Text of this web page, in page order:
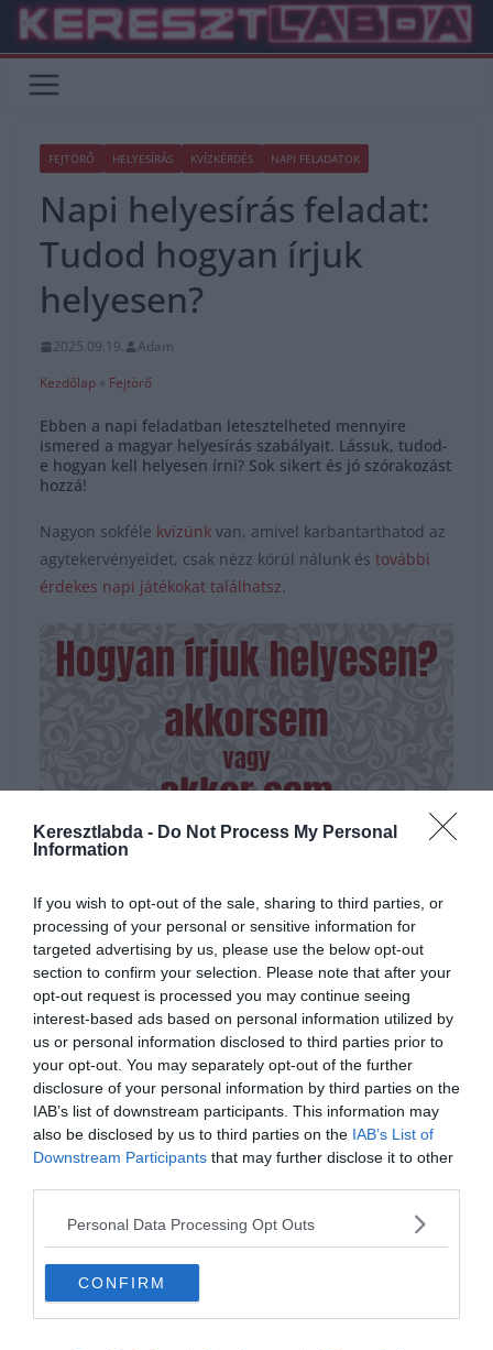
Keresztlabda - Do Not Process My Personal
Information
If you wish to opt-out of the sale, sharing to third parties, or
processing of your personal or sensitive information for
targeted advertising by us, please use the below opt-out
section to confirm your selection. Please note that after your
opt-out request is processed you may continue seeing
interest-based ads based on personal information utilized by
us or personal information disclosed to third parties prior to
your opt-out. You may separately opt-out of the further
disclosure of your personal information by third parties on the
IAB’s list of downstream participants. This information may
also be disclosed by us to third parties on the IAB’s List of
Downstream Participants that may further disclose it to other
Personal Data Processing Opt Outs
CONFIRM
Skip
content
FEJTÖRŐ HELYESÍRÁS KVÍZKÉRDÉS NAPI FELADATOK
Napi helyesírás feladat:
Tudod hogyan írjuk
helyesen?
2025.09.19.
Adam
Kezdőlap » Fejtörő
Ebben a napi feladatban letesztelheted mennyire
ismered a magyar helyesírás szabályait. Lássuk, tudod-
e hogyan kell helyesen írni? Sok sikert és jó szórakozást
hozzá!
Nagyon sokféle kvízünk van, amivel karbantarthatod az
agytekervényeidet, csak nézz körül nálunk és további
érdekes napi játékokat találhatsz.
Tudod hogyan írjuk
helyesen?
akkor sem